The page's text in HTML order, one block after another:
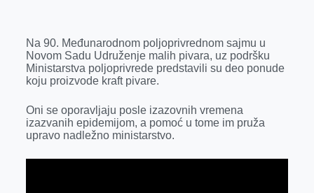
b
o
o
e
n
g
e
r
e
d
I
r
s
A
l
Na 90. Međunarodnom poljoprivrednom sajmu u
Novom Sadu Udruženje malih pivara, uz podršku
Ministarstva poljoprivrede predstavili su deo ponude
koju proizvode kraft pivare.
Oni se oporavljaju posle izazovnih vremena
izazvanih epidemijom, a pomoć u tome im pruža
upravo nadležno ministarstvo.